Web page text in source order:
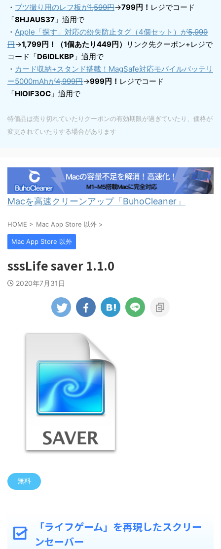
・ ブツ撮り用のレフ板が1,599円→799円！ レジでコード
「8HJAUS37 」適用で
・ Apple「探す」対応の紛失防止タグ（4個セット）が5,999
円→1,799円！（1個あたり449円）
リンク先クーポン+レジで
コード「D6IDLKBP 」適用で
・ カード収納+スタンド搭載！MagSafe対応モバイルバッテリ
ー5000mAhが4,999円→999円！ レジでコード
「HIOIF3OC 」適用で
特価品は売り切れていたりクーポンの有効期限が過ぎていたり、価格が
変更されていたりする場合があります
Macを高速クリーンアップ「BuhoCleaner」
HOME > Mac App Store 以外 >
Mac App Store 以外
sssLife saver 1.1.0
2020年7月31日
無料
「ライフゲーム」を再現したスクリー
ンセーバー